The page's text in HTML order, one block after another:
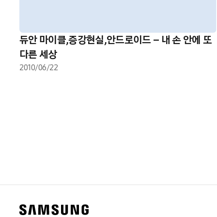
듀안 마이클,증강현실,안드로이드 – 내 손 안에 또
다른 세상
2010/06/22